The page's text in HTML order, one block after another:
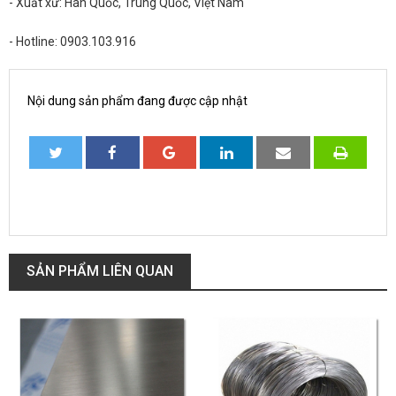
- Hotline: 0903.103.916
Nội dung sản phẩm đang được cập nhật
SẢN PHẨM LIÊN QUAN